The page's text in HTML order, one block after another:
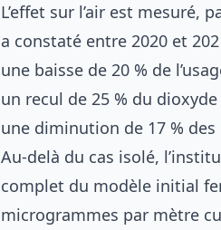
L’effet sur l’air est mesuré,
a constaté entre 2020 et
une baisse de 20 % de
un recul de 25 % du dioxyde
une diminution de 17 %
Au-delà du cas isolé,
complet du modèle initial
microgrammes par mètre